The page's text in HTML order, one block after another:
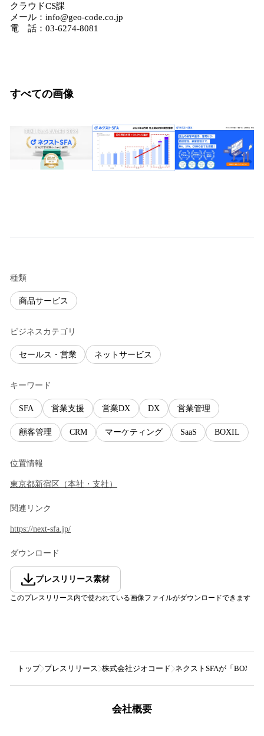
クラウドCS課
メール：info@geo-code.co.jp
電 話：03-6274-8081
すべての画像
種類
商品サービス
ビジネスカテゴリ
セールス・営業 ネットサービス
キーワード
SFA 営業支援 営業DX DX 営業管理
顧客管理 CRM マーケティング SaaS BOXIL
位置情報
東京都新宿区 （本社・支社 ）
関連リンク
https://next-sfa.jp/
ダウンロード
プレスリリース素材
このプレスリリース内で使われている画像ファイルがダウンロードできます
トップ プレスリリース 株式会社ジオコード ネクストSFAが「BOXIL
会社概要